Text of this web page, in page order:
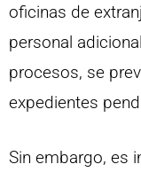
oficinas de
personal
procesos, se
expedientes
Sin embargo, es